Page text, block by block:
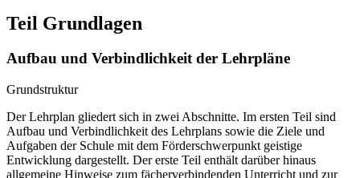
Teil Grundlagen
Aufbau und Verbindlichkeit der Lehrpläne
Grundstruktur
Der Lehrplan gliedert sich in zwei Abschnitte. Im ersten Teil sind
Aufbau und Verbindlichkeit des Lehrplans sowie die Ziele und
Aufgaben der Schule mit dem Förderschwerpunkt geistige
Entwicklung dargestellt. Der erste Teil enthält darüber hinaus
allgemeine Hinweise zum fächerverbindenden Unterricht und zur